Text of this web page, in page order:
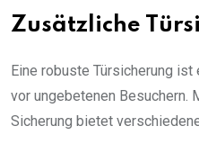
Zusätzliche
Eine robuste Türsicherung
vor ungebetenen Besuchern.
Sicherung bietet